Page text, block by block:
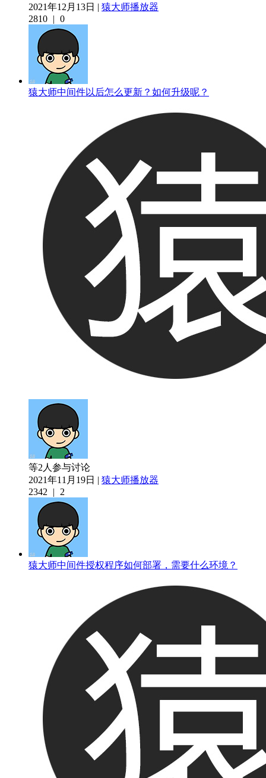
2021年12月13日 | 猿大师播放器
2810 | 0
猿大师中间件以后怎么更新？如何升级呢？
等2人参与讨论
2021年11月19日 | 猿大师播放器
2342
| 2
猿大师中间件授权程序如何部署，需要什么环境？